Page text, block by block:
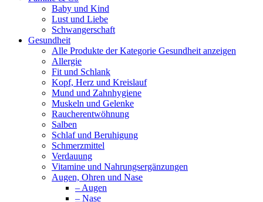
Baby und Kind
Lust und Liebe
Schwangerschaft
Gesundheit
Alle Produkte der Kategorie Gesundheit anzeigen
Allergie
Fit und Schlank
Kopf, Herz und Kreislauf
Mund und Zahnhygiene
Muskeln und Gelenke
Raucherentwöhnung
Salben
Schlaf und Beruhigung
Schmerzmittel
Verdauung
Vitamine und Nahrungsergänzungen
Augen, Ohren und Nase
– Augen
– Nase